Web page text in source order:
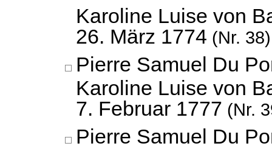
Karoline Luise von
26. März 1774 (Nr. 38)
Pierre Samuel Du
Karoline Luise von
7. Februar 1777 (Nr.
Pierre Samuel Du